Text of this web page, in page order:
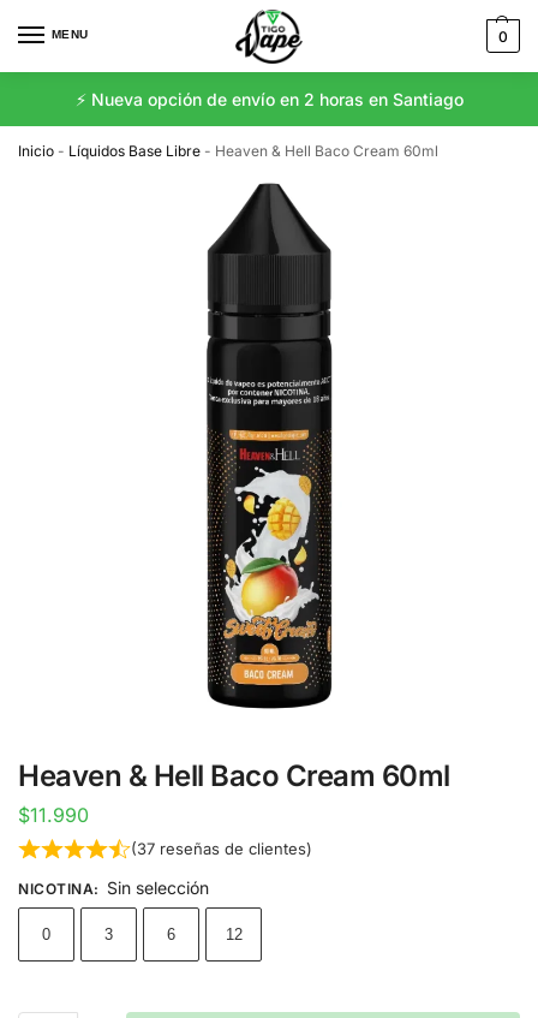
MENU 0
⚡️ Nueva opción de envío en 2 horas en Santiago
Inicio - Líquidos Base Libre - Heaven & Hell Baco Cream 60ml
Heaven & Hell Baco Cream 60ml
$11.990
(37reseñas de clientes)
NICOTINA: Sin selección
0 3 6 12